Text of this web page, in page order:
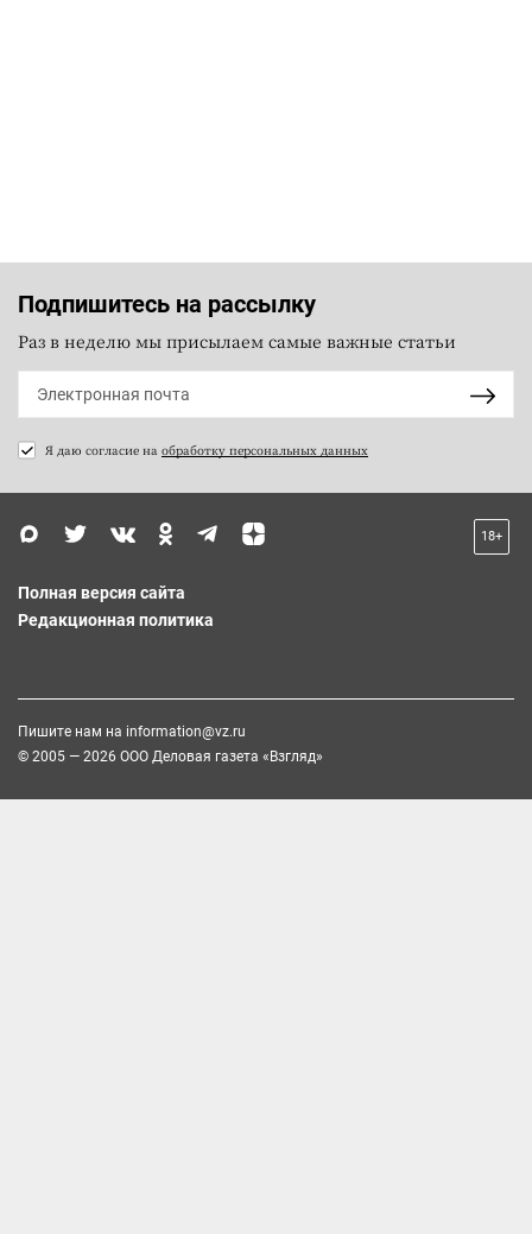
Подпишитесь на рассылку
Раз в неделю мы присылаем самые важные статьи
Я даю согласие на обработку персональных данных
18+
Полная версия сайта
Редакционная политика
Пишите нам на information@vz.ru
© 2005 — 2026 ООО Деловая газета «Взгляд»